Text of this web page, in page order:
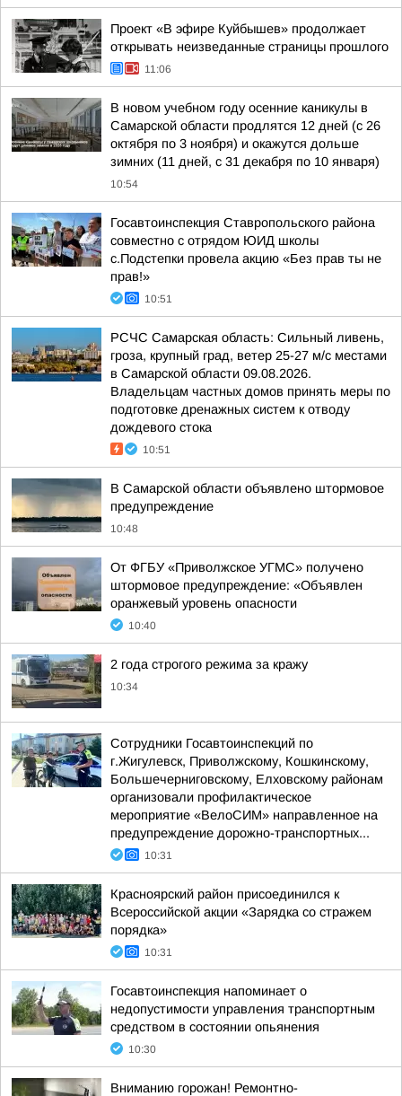
Проект «В эфире Куйбышев» продолжает
открывать неизведанные страницы прошлого
11:06
В новом учебном году осенние каникулы в
Самарской области продлятся 12 дней (с 26
октября по 3 ноября) и окажутся дольше
зимних (11 дней, с 31 декабря по 10 января)
10:54
Госавтоинспекция Ставропольского района
совместно с отрядом ЮИД школы
с.Подстепки провела акцию «Без прав ты не
прав!»
10:51
РСЧС Самарская область: Сильный ливень,
гроза, крупный град, ветер 25-27 м/с местами
в Самарской области 09.08.2026.
Владельцам частных домов принять меры по
подготовке дренажных систем к отводу
дождевого стока
10:51
В Самарской области объявлено штормовое
предупреждение
10:48
От ФГБУ «Приволжское УГМС» получено
штормовое предупреждение: «Объявлен
оранжевый уровень опасности
10:40
2 года строгого режима за кражу
10:34
Сотрудники Госавтоинспекций по
г.Жигулевск, Приволжскому, Кошкинскому,
Большечерниговскому, Елховскому районам
организовали профилактическое
мероприятие «ВелоСИМ» направленное на
предупреждение дорожно-транспортных...
10:31
Красноярский район присоединился к
Всероссийской акции «Зарядка со стражем
порядка»
10:31
Госавтоинспекция напоминает о
недопустимости управления транспортным
средством в состоянии опьянения
10:30
Вниманию горожан! Ремонтно-